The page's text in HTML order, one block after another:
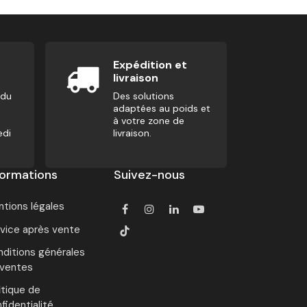
Expédition et
livraison
Des solutions
adaptées au poids et
à votre zone de
livraison.
légales
après vente
générales
de
Suivez-nous